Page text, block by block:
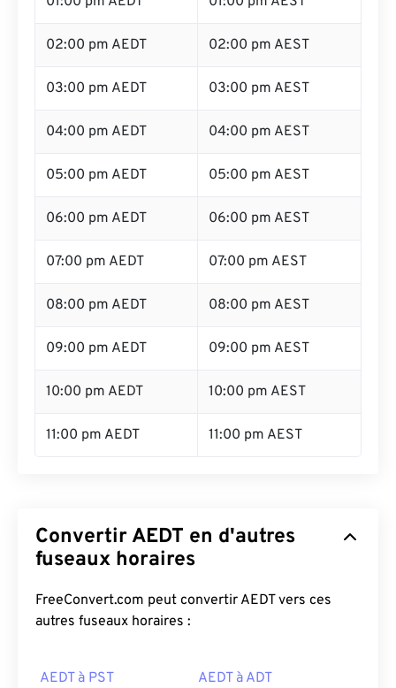
02:00 pm AEDT 02:00 pm AEST
03:00 pm AEDT 03:00 pm AEST
04:00 pm AEDT 04:00 pm AEST
05:00 pm AEDT 05:00 pm AEST
06:00 pm AEDT 06:00 pm AEST
07:00 pm AEDT 07:00 pm AEST
08:00 pm AEDT 08:00 pm AEST
09:00 pm AEDT 09:00 pm AEST
10:00 pm AEDT 10:00 pm AEST
11:00 pm AEDT 11:00 pm AEST
Convertir AEDT en d'autres
fuseaux horaires
FreeConvert.com peut convertir AEDT vers ces
autres fuseaux horaires :
AEDT à PST AEDT à ADT